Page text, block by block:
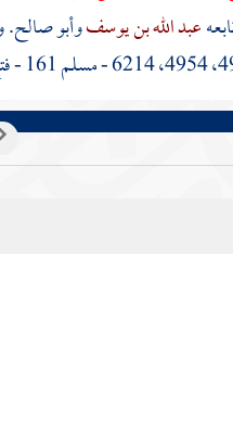
عبد الله بن يوسفوأبو صالح.